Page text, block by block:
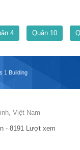
4 Quận 10
1 Building
Việt Nam
- 8191 Lượt xem